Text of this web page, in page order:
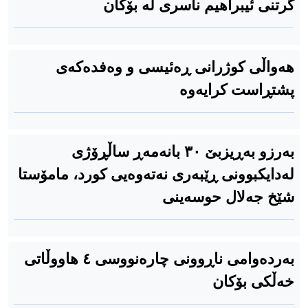
گرتنی ئیبراهیم ناسری لە بۆکان
هەواڵی کوژرانی ڕەئیسی و وەفدەکەی
پشتڕاست کرایەوە
به‌رزو به‌ڕیزبێ ٣٠ بانه‌مه‌ڕ ساڵڕۆژی
له‌دایکبوونی ڕێبه‌ری نه‌ته‌وه‌یی كورد، مامۆستا
شێخ جه‌لال حوسەینی
بەردەوامی ناڕوونی چارەنووسی ٤ هاووڵاتی
خەڵکی بۆکان